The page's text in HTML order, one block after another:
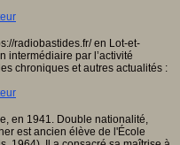
radiobastides.fr/ en Lot-et-
intermédiaire par l’activité
chroniques et autres actualités :
en 1941. Double nationalité,
est ancien élève de l'École